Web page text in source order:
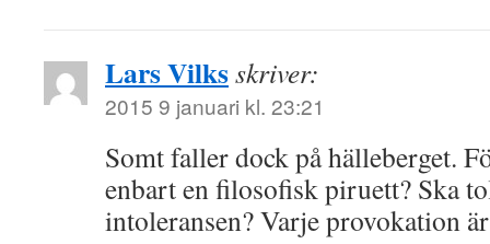
Lars Vilksskriver:
2015 9 januari kl. 23:21
Somt faller dock på hälleberget.
enbart en filosofisk piruett? Ska
intoleransen? Varje provokation